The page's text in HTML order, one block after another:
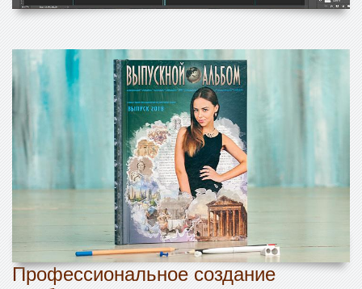
Профессиональное создание